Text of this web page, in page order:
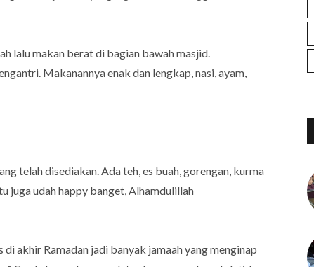
lalu makan berat di bagian bawah masjid.
Makanannya enak dan lengkap, nasi, ayam,
telah disediakan. Ada teh, es buah, gorengan, kurma
juga udah happy banget, Alhamdulillah
di akhir Ramadan jadi banyak jamaah yang menginap